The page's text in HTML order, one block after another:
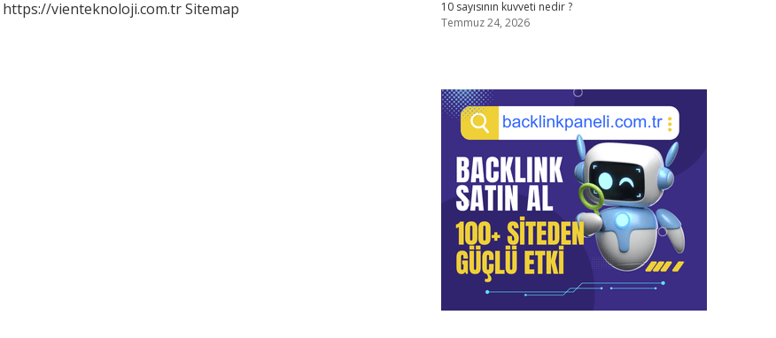
https://vienteknoloji.com.trSitemap
10 sayısının kuvveti nedir ?
Temmuz 24, 2026